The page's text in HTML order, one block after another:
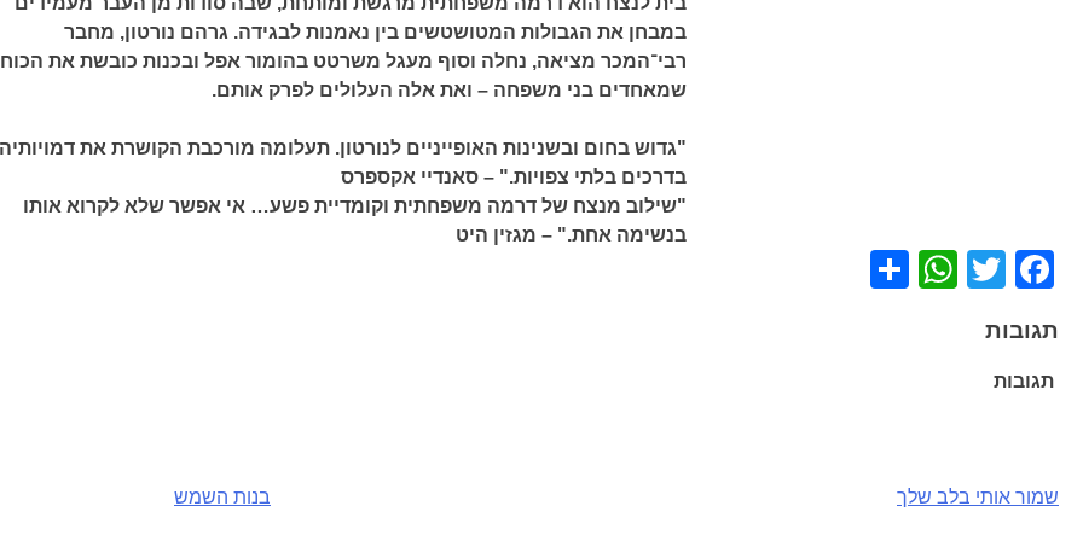
במבחן את הגבולות המטושטשים בין נאמנות לבגידה. גרהם נורטון, מחבר
רבי־המכר מציאה, נחלה וסוף מעגל משרטט בהומור אפל ובכנות כובשת את
שמאחדים בני משפחה – ואת אלה העלולים לפרק אותם.
"גדוש בחום ובשנינות האופייניים לנורטון. תעלומה מורכבת הקושרת את דמויותיה
בדרכים בלתי צפויות." – סאנדיי אקספרס
"שילוב מנצח של דרמה משפחתית וקומדיית פשע… אי אפשר שלא לקרוא אותו
בנשימה אחת." – מגזין היט
Facebook
Twitter
WhatsApp
תגובות
תגובות
ניווט בנות השמש שמור אותי בלב שלך